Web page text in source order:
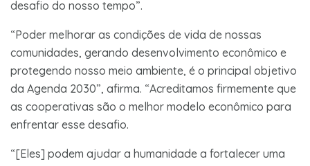
desafio do nosso tempo”.
“Poder melhorar as condições de vida de nossas
comunidades, gerando desenvolvimento econômico e
protegendo nosso meio ambiente, é o principal objetivo
da Agenda 2030”, afirma. “Acreditamos firmemente que
as cooperativas são o melhor modelo econômico para
enfrentar esse desafio.
“[Eles] podem ajudar a humanidade a fortalecer uma